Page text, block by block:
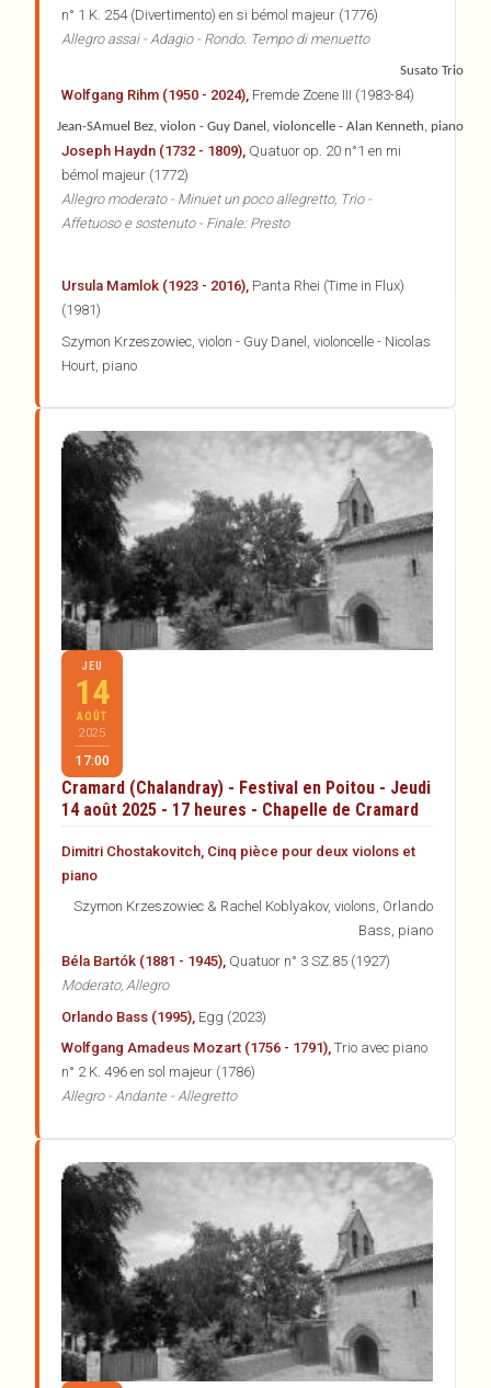
n° 1 K. 254 (Divertimento) en si bémol majeur (1776)
Allegro assai - Adagio - Rondo. Tempo di menuetto
Susato Trio
Wolfgang Rihm (1950 - 2024), Fremde Zcene III (1983-84)
Jean-SAmuel Bez, violon - Guy Danel, violoncelle - Alan Kenneth, piano
Joseph Haydn (1732 - 1809), Quatuor op. 20 n°1 en mi
bémol majeur (1772)
Allegro moderato - Minuet un poco allegretto, Trio -
Affetuoso e sostenuto - Finale: Presto
Ursula Mamlok (1923 - 2016), Panta Rhei (Time in Flux)
(1981)
Szymon Krzeszowiec , violon - Guy Danel, violoncelle - Nicolas
Hourt, piano
JEU
14
AOÛT
2025
17:00
Cramard (Chalandray) - Festival en Poitou - Jeudi
14 août 2025 - 17 heures - Chapelle de Cramard
Dimitri Chostakovitch, Cinq pièce pour deux violons et
piano
Szymon Krzeszowiec & Rachel Koblyakov, violons, Orlando
Bass, piano
Béla Bartók (1881 - 1945), Quatuor n° 3 SZ.85 (1927)
Moderato, Allegro
Orlando Bass (1995), Egg (2023)
Wolfgang Amadeus Mozart (1756 - 1791), Trio avec piano
n° 2 K. 496 en sol majeur (1786)
Allegro - Andante - Allegretto